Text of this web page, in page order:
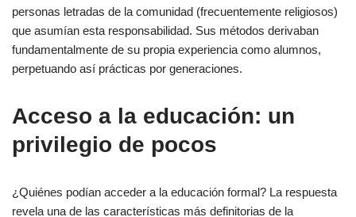
personas letradas de la comunidad (frecuentemente religiosos)
que asumían esta responsabilidad. Sus métodos derivaban
fundamentalmente de su propia experiencia como alumnos,
perpetuando así prácticas por generaciones.
Acceso a la educación: un
privilegio de pocos
¿Quiénes podían acceder a la educación formal? La respuesta
revela una de las características más definitorias de la